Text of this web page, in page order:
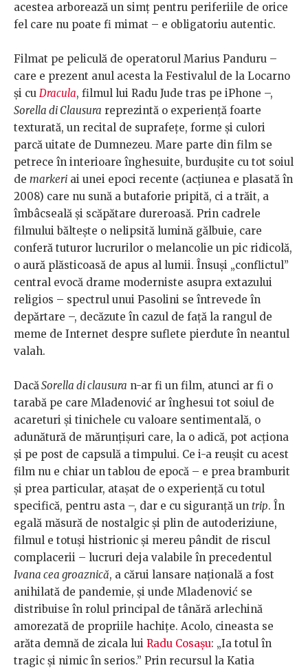
acestea arborează un simț pentru periferiile de orice
fel care nu poate fi mimat – e obligatoriu autentic.
Filmat pe peliculă de operatorul Marius Panduru –
care e prezent anul acesta la Festivalul de la Locarno
și cu Dracula, filmul lui Radu Jude tras pe iPhone –,
Sorella di Clausura reprezintă o experiență foarte
texturată, un recital de suprafețe, forme și culori
parcă uitate de Dumnezeu. Mare parte din film se
petrece în interioare înghesuite, burdușite cu tot soiul
de markeri ai unei epoci recente (acțiunea e plasată în
2008) care nu sună a butaforie pripită, ci a trăit, a
îmbâcseală și scăpătare dureroasă. Prin cadrele
filmului băltește o nelipsită lumină gălbuie, care
conferă tuturor lucrurilor o melancolie un pic ridicolă,
o aură plăsticoasă de apus al lumii. Însuși „conflictul”
central evocă drame moderniste asupra extazului
religios – spectrul unui Pasolini se întrevede în
depărtare –, decăzute în cazul de față la rangul de
meme de Internet despre suflete pierdute în neantul
valah.
DacăSorella di clausura n-ar fi un film, atunci ar fi o
tarabă pe care Mladenović ar înghesui tot soiul de
acareturi și tinichele cu valoare sentimentală, o
adunătură de mărunțișuri care, la o adică, pot acționa
și pe post de capsulă a timpului. Ce i-a reușit cu acest
film nu e chiar un tablou de epocă – e prea bramburit
și prea particular, atașat de o experiență cu totul
specifică, pentru asta –, dar e cu siguranță un trip. În
egală măsură de nostalgic și plin de autoderiziune,
filmul e totuși histrionic și mereu pândit de riscul
complacerii – lucruri deja valabile în precedentul
Ivana cea groaznică, a cărui lansare națională a fost
anihilată de pandemie, și unde Mladenović se
distribuise în rolul principal de tânără arlechină
amorezată de propriile hachițe. Acolo, cineasta se
arăta demnă de zicala lui Radu Cosașu: „Ia totul în
tragic și nimic în serios.” Prin recursul la Katia